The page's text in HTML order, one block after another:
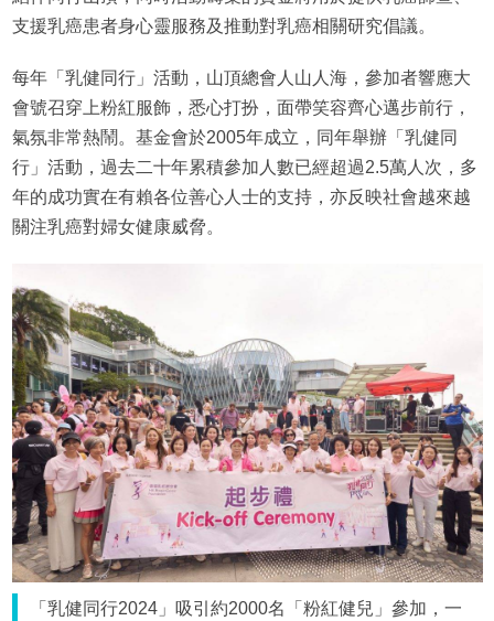
支援乳癌患者身心靈服務及推動對乳癌相關研究倡議。
每年「乳健同行」活動，山頂總會人山人海，參加者響應大
會號召穿上粉紅服飾，悉心打扮，面帶笑容齊心邁步前行，
氣氛非常熱鬧。基金會於2005年成立，同年舉辦「乳健同
行」活動，過去二十年累積參加人數已經超過2.5萬人次，多
年的成功實在有賴各位善心人士的支持，亦反映社會越來越
關注乳癌對婦女健康威脅。
「乳健同行2024」吸引約2000名「粉紅健兒」參加，一